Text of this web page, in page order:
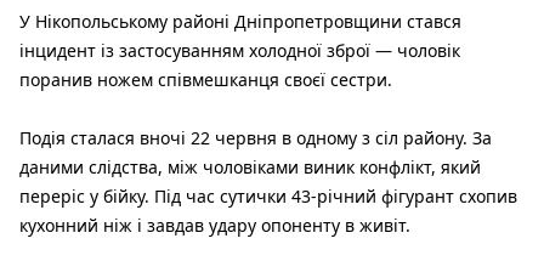
У Нікопольському районі Дніпропетровщини стався
інцидент із застосуванням холодної зброї — чоловік
поранив ножем співмешканця своєї сестри.
Подія сталася вночі 22 червня в одному з сіл району. За
даними слідства, між чоловіками виник конфлікт, який
переріс у бійку. Під час сутички 43-річний фігурант схопив
кухонний ніж і завдав удару опоненту в живіт.